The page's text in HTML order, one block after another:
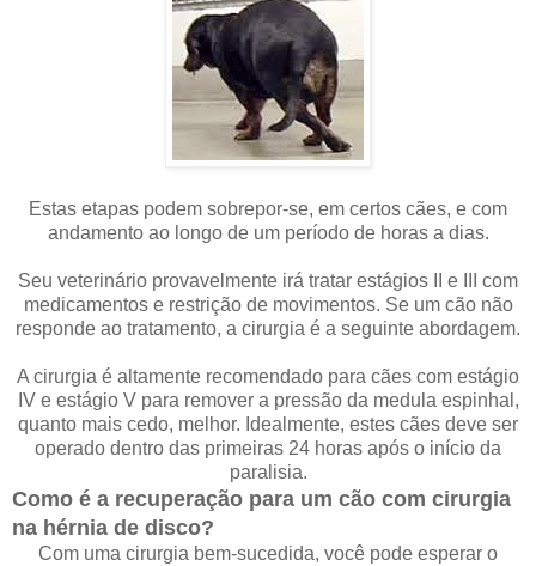
Estas etapas podem sobrepor-se, em certos cães, e com
andamento ao longo de um período de horas a dias.
Seu veterinário provavelmente irá tratar estágios II e III com
medicamentos e restrição de movimentos. Se um cão não
responde ao tratamento, a cirurgia é a seguinte abordagem.
A cirurgia é altamente recomendado para cães com estágio
IV e estágio V para remover a pressão da medula espinhal,
quanto mais cedo, melhor. Idealmente, estes cães deve ser
operado dentro das primeiras 24 horas após o início da
paralisia.
Como é a recuperação para um cão com cirurgia
na hérnia de disco?
Com uma cirurgia bem-sucedida, você pode esperar o